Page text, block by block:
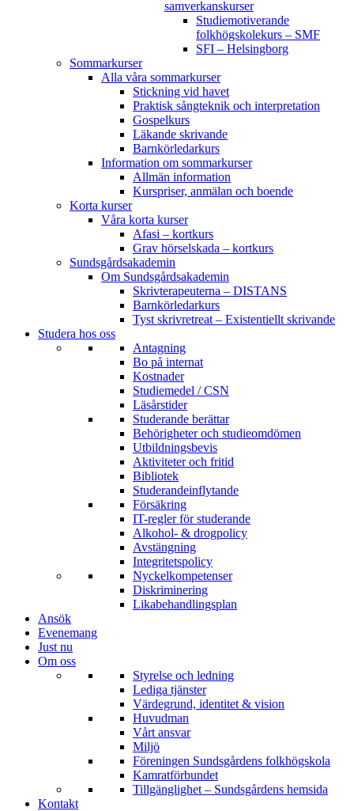
samverkanskurser
Studiemotiverande
folkhögskolekurs – SMF
SFI – Helsingborg
Sommarkurser
Alla våra sommarkurser
Stickning vid havet
Praktisk sångteknik och interpretation
Gospelkurs
Läkande skrivande
Barnkörledarkurs
Information om sommarkurser
Allmän information
Kurspriser, anmälan och boende
Korta kurser
Våra korta kurser
Afasi – kortkurs
Grav hörselskada – kortkurs
Sundsgårdsakademin
Om Sundsgårdsakademin
Skrivterapeuterna – DISTANS
Barnkörledarkurs
Tyst skrivretreat – Existentiellt skrivande
Studera hos oss
Antagning
Bo på internat
Kostnader
Studiemedel / CSN
Läsårstider
Studerande berättar
Behörigheter och studieomdömen
Utbildningsbevis
Aktiviteter och fritid
Bibliotek
Studerandeinflytande
Försäkring
IT-regler för studerande
Alkohol- & drogpolicy
Avstängning
Integritetspolicy
Nyckelkompetenser
Diskriminering
Likabehandlingsplan
Ansök
Evenemang
Just nu
Om oss
Styrelse och ledning
Lediga tjänster
Värdegrund, identitet & vision
Huvudman
Vårt ansvar
Miljö
Föreningen Sundsgårdens folkhögskola
Kamratförbundet
Tillgänglighet – Sundsgårdens hemsida
Kontakt